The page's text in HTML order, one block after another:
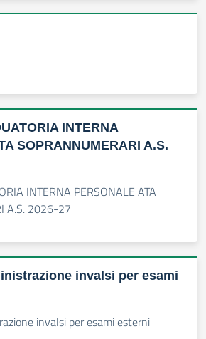
INTERNA
SOPRANNUMERARI A.S.
INTERNA PERSONALE ATA
A.S. 2026-27
invalsi per esami
invalsi per esami esterni